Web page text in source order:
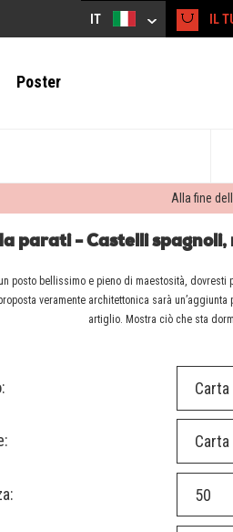
IT IL
Poster
Alla fine
parati - Castelli
posto bellissimo e pieno di maestosità,
veramente architettonica sarà
artiglio. Mostra ciò che sta